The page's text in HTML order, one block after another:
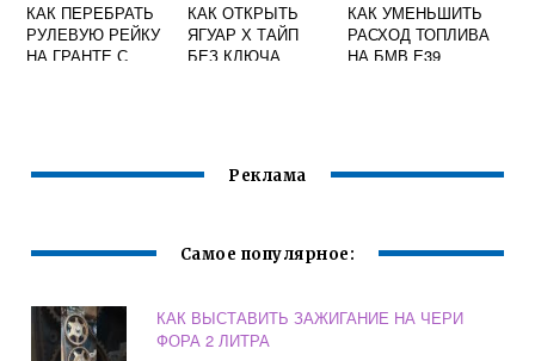
КАК ПЕРЕБРАТЬ
РУЛЕВУЮ РЕЙКУ
НА ГРАНТЕ С
КАК ОТКРЫТЬ
ЯГУАР Х ТАЙП
БЕЗ КЛЮЧА
КАК УМЕНЬШИТЬ
РАСХОД ТОПЛИВА
НА БМВ Е39
Реклама
Самое популярное:
КАК ВЫСТАВИТЬ ЗАЖИГАНИЕ НА ЧЕРИ
ФОРА 2 ЛИТРА